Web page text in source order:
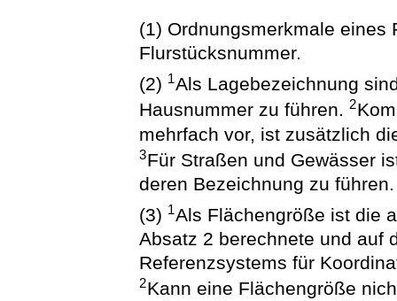
(1) Ordnungsmerkmale eines
Flurstücksnummer.
(2) 1Als Lagebezeichnung
Hausnummer zu führen.2
mehrfach vor, ist zusätzlich
3Für Straßen und Gewässer
deren Bezeichnung zu führen.
(3) 1Als Flächengröße ist die
Absatz 2 berechnete und auf
Referenzsystems für
2Kann eine Flächengröße